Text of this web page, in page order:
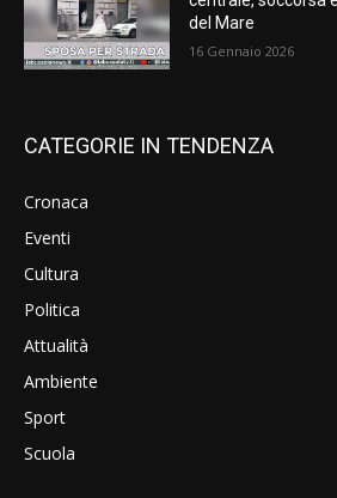
del Mare
16 Gennaio 2026
CATEGORIE IN TENDENZA
Cronaca
Eventi
Cultura
Politica
Attualità
Ambiente
Sport
Scuola